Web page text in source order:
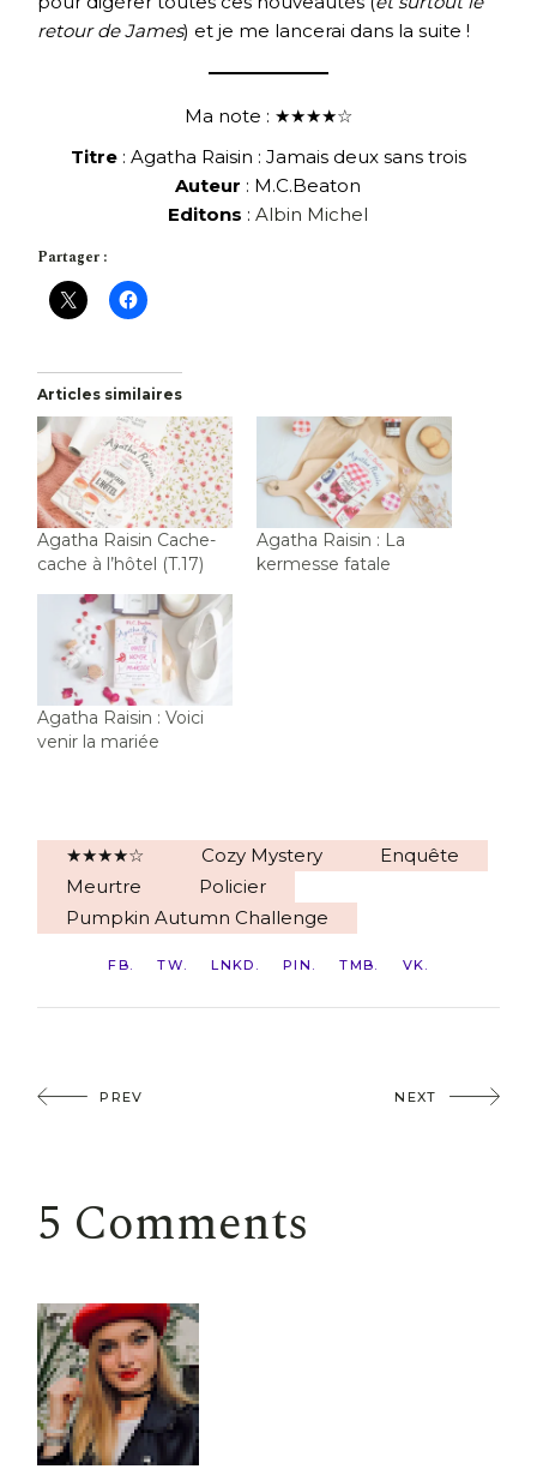
retour de James) et je me lancerai dans la suite !
Ma note : ★★★★☆
Titre: Agatha Raisin : Jamais deux sans trois
Auteur : M.C.Beaton
Editons :Albin Michel
Partager :
Articles similaires
Agatha Raisin Cache-
cache à l’hôtel (T.17)
Agatha Raisin : La
kermesse fatale
Agatha Raisin : Voici
venir la mariée
★★★★☆ Cozy Mystery
Enquête
Meurtre
Policier
Pumpkin Autumn Challenge
FB TW LNKD PIN TMB VK
PREV NEXT
5 Comments